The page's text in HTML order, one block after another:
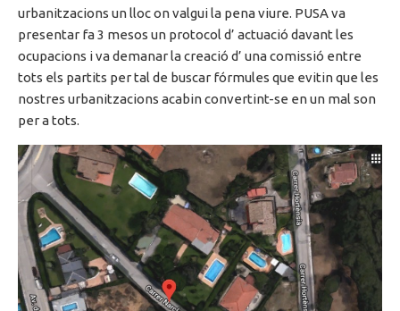
urbanitzacions un lloc on valgui la pena viure. PUSA va
presentar fa 3 mesos un protocol d’ actuació davant les
ocupacions i va demanar la creació d’ una comissió entre
tots els partits per tal de buscar fórmules que evitin que les
nostres urbanitzacions acabin convertint-se en un mal son
per a tots.